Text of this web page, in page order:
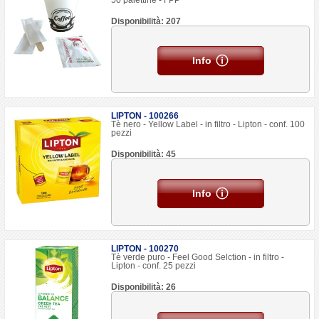
Disponibilità: 207
Info
LIPTON - 100266
Tè nero - Yellow Label - in filtro - Lipton - conf. 100
pezzi
Disponibilità: 45
Info
LIPTON - 100270
Tè verde puro - Feel Good Selction - in filtro -
Lipton - conf. 25 pezzi
Disponibilità: 26